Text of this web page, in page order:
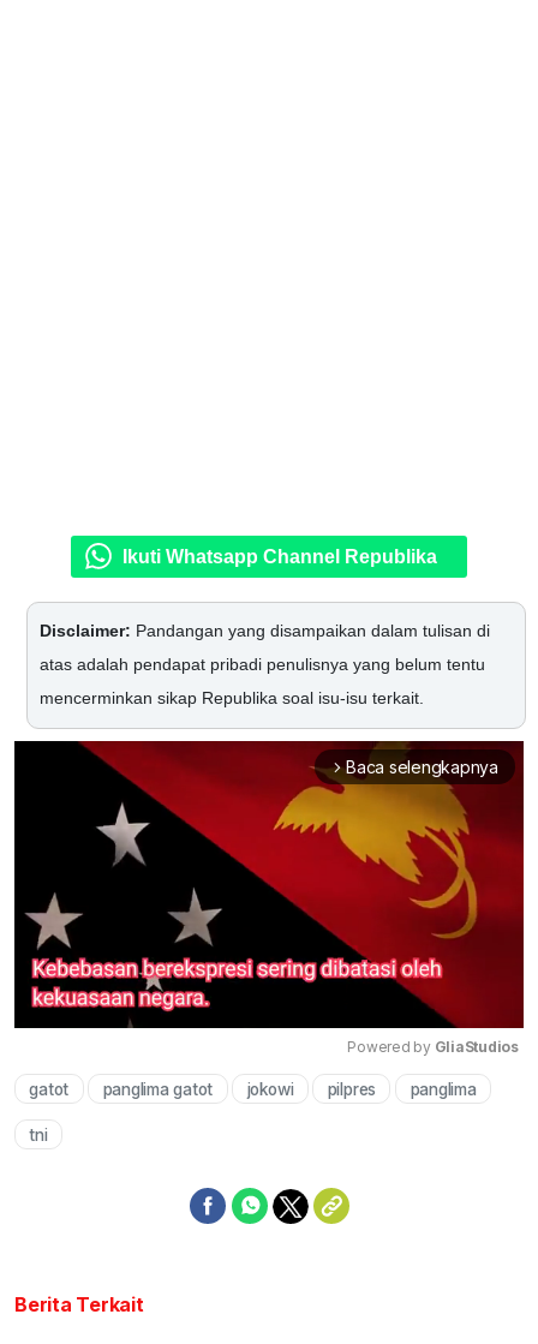
Ikuti Whatsapp Channel Republika
Disclaimer: Pandangan yang disampaikan dalam tulisan di
atas adalah pendapat pribadi penulisnya yang belum tentu
mencerminkan sikap Republika soal isu-isu terkait.
arrow_forward_ios Baca selengkapnya
Mute
Powered by GliaStudios
gatot panglima gatot jokowi pilpres panglima
tni
Berita Terkait